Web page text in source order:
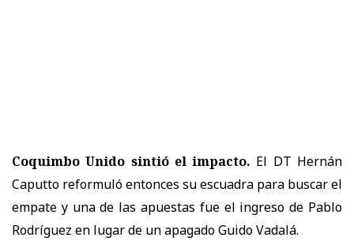
Coquimbo Unido sintió el impacto. El DT Hernán
Caputto reformuló entonces su escuadra para buscar el
empate y una de las apuestas fue el ingreso de Pablo
Rodríguez en lugar de un apagado Guido Vadalá.